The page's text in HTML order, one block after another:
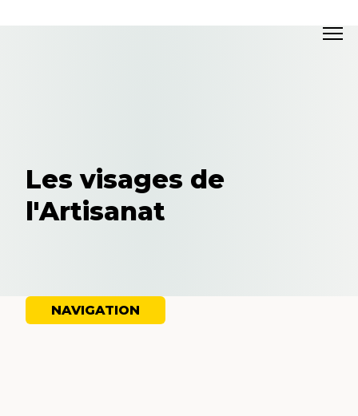
Les visages de
l'Artisanat
NAVIGATION